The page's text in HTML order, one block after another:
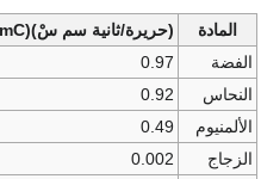
المادة (حريرة/ثانية سم سْ)K(cal/scmC)
الفضة
0.97
النحاس
0.92
الألمنيوم
0.49
الزجاج
0.002